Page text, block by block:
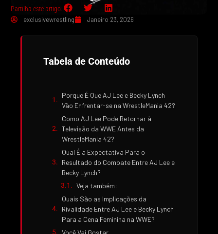
Partilha este artigo:
exclusivewrestling
Janeiro 23, 2026
Tabela de Conteúdo
Porque É Que AJ Lee e Becky Lynch
Vão Enfrentar-se na WrestleMania 42?
Como AJ Lee Pode Retornar à
Televisão da WWE Antes da
WrestleMania 42?
Qual É a Expectativa Para o
Resultado do Combate Entre AJ Lee e
Becky Lynch?
Veja também:
Quais São as Implicações da
Rivalidade Entre AJ Lee e Becky Lynch
Para a Cena Feminina na WWE?
Você Vai Gostar